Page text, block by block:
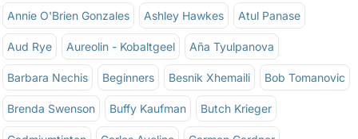
Annie O'Brien Gonzales Ashley Hawkes Atul Panase
Aud Rye Aureolin - Kobaltgeel Aña Tyulpanova
Barbara Nechis Beginners Besnik Xhemaili Bob Tomanovic
Brenda Swenson Buffy Kaufman Butch Krieger